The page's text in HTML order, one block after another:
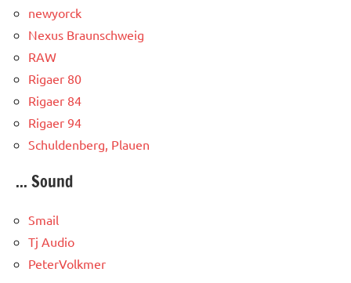
newyorck
Nexus Braunschweig
RAW
Rigaer 80
Rigaer 84
Rigaer 94
Schuldenberg, Plauen
... Sound
Smail
Tj Audio
PeterVolkmer